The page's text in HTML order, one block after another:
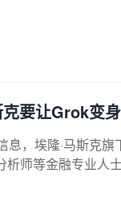
要让Grok变
息，埃隆·马斯克
师等金融专业人